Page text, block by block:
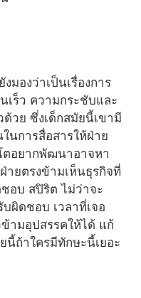
มองว่าเป็นเรื่องการ
เร็ว ความกระชับและ
ด้วย ซึ่งเด็กสมัยนี้เขามี
นการสื่อสารให้ฝ่าย
ตอยากพัฒนาอาจหา
ายตรงข้ามเห็นธุรกิจที่
อบ สปิริต ไม่ว่าจะ
ผิดชอบ เวลาที่เจอ
ามอุปสรรคให้ได้ แก้
ถ้าใครมีทักษะนี้เยอะ